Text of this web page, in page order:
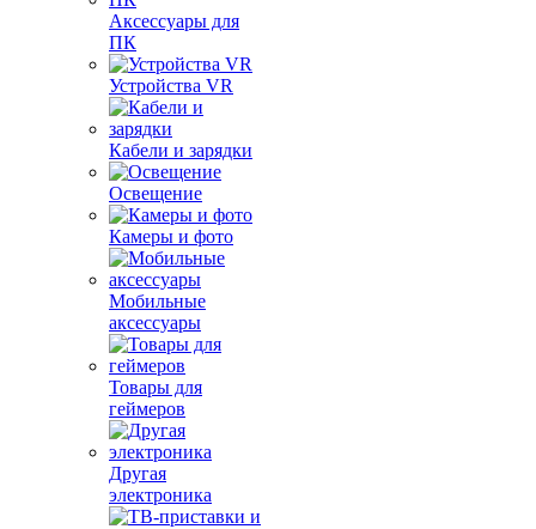
Аксессуары для
ПК
Устройства VR
Кабели и зарядки
Освещение
Камеры и фото
Мобильные
аксессуары
Товары для
геймеров
Другая
электроника